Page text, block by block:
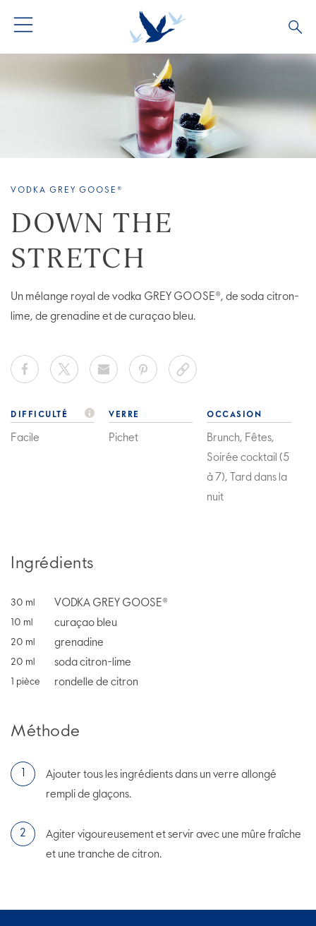
COLLECTIONS COCKTAILS
VODKA GREY GOOSE®
DOWN THE
STRETCH
Un mélange royal de vodka GREY GOOSE®, de soda citron-
lime, de grenadine et de curaçao bleu.
DIFFICULTÉ
Facile
VERRE
Pichet
OCCASION
Brunch, Fêtes,
Soirée cocktail (5
à 7), Tard dans la
nuit
Ingrédients
30 ml VODKA GREY GOOSE®
10 ml curaçao bleu
20 ml grenadine
20 ml soda citron-lime
pièce rondelle de citron
Méthode
Ajouter tous les ingrédients dans un verre allongé
rempli de glaçons.
Agiter vigoureusement et servir avec une mûre fraîche
et une tranche de citron.